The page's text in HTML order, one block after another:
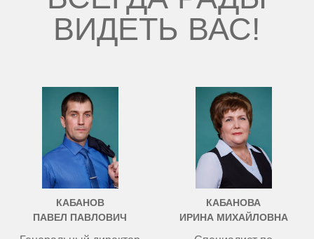
ВИДЕТЬ ВАС!
КАБАНОВ
ПАВЕЛ ПАВЛОВИЧ
КАБАНОВА
ИРИНА МИХАЙЛОВНА